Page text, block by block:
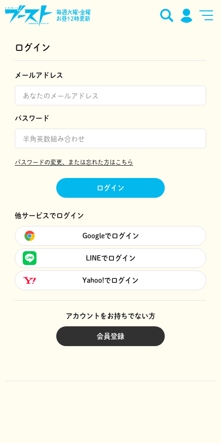
毎週火曜•金曜
お昼12時更新
ログイン
メールアドレス
パスワード
パスワードの変更、または忘れた方はこちら
ログイン
他サービスでログイン
Googleでログイン
LINEでログイン
Yahoo!でログイン
アカウントをお持ちでない方
会員登録